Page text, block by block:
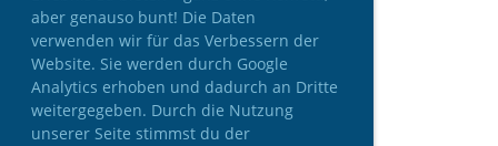
aber genauso bunt! Die Daten
verwenden wir für das Verbessern der
Website. Sie werden durch Google
Analytics erhoben und dadurch an Dritte
weitergegeben. Durch die Nutzung
unserer Seite stimmst du der